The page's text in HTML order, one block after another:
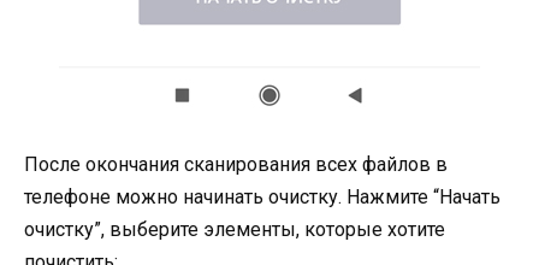
После окончания сканирования всех файлов в
телефоне можно начинать очистку. Нажмите “Начать
очистку”, выберите элементы, которые хотите